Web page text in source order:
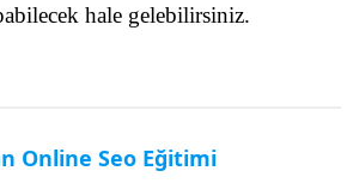
hale gelebilirsiniz.
Online Seo Eğitimi